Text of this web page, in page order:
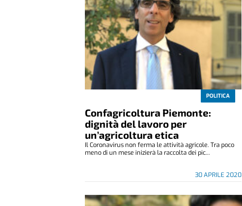
POLITICA
Confagricoltura Piemonte:
dignità del lavoro per
un’agricoltura etica
30 APRILE 2020
Il Coronavirus non ferma le attività agricole. Tra poco
meno di un mese inizierà la raccolta dei pic...